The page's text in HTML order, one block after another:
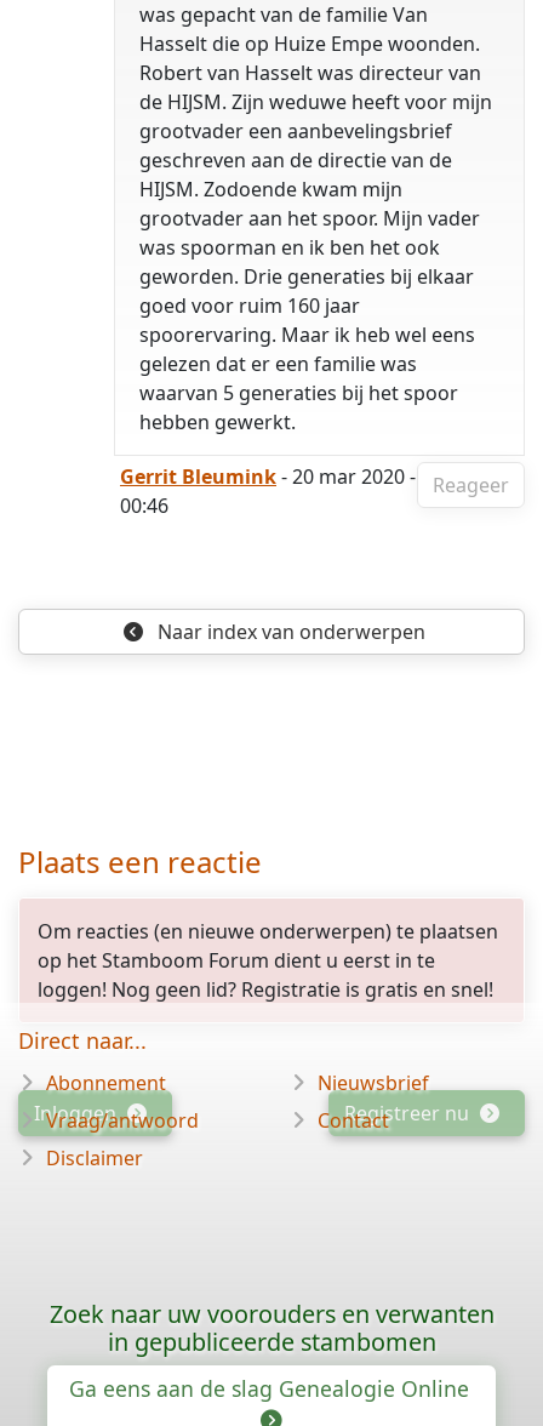
was gepacht van de familie Van
Hasselt die op Huize Empe woonden.
Robert van Hasselt was directeur van
de HIJSM. Zijn weduwe heeft voor mijn
grootvader een aanbevelingsbrief
geschreven aan de directie van de
HIJSM. Zodoende kwam mijn
grootvader aan het spoor. Mijn vader
was spoorman en ik ben het ook
geworden. Drie generaties bij elkaar
goed voor ruim 160 jaar
spoorervaring. Maar ik heb wel eens
gelezen dat er een familie was
waarvan 5 generaties bij het spoor
hebben gewerkt.
Reageer
Gerrit Bleumink- 20 mar 2020 -
00:46
Naar indexvan onderwerpen
Plaats een reactie
Om reacties (en nieuwe onderwerpen) te plaatsen
op het Stamboom Forum dient u eerst in te
loggen! Nog geen lid? Registratie is gratis en snel!
Inloggen Registreer nu
Direct naar...
Abonnement
Vraag/antwoord
Disclaimer
Nieuwsbrief
Contact
Zoek naar uw voorouders en verwanten
in gepubliceerde stambomen
Ga eens aan de slag Genealogie Online